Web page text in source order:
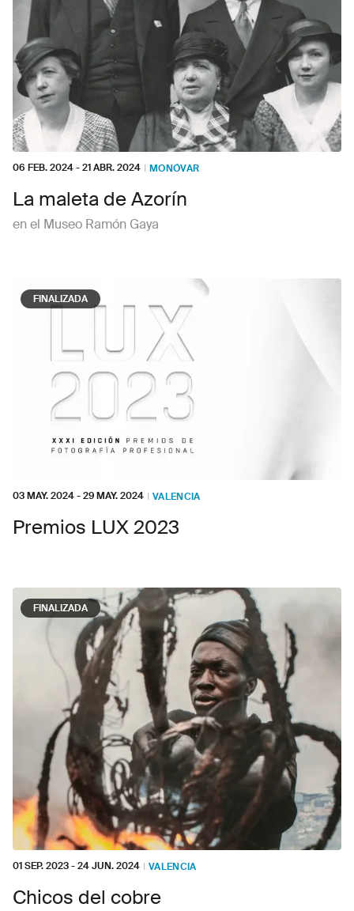
06 FEB. 2024-21 ABR. 2024 I MONÓVAR
La maleta de Azorín
en el Museo Ramón Gaya
FINALIZADA
03 MAY. 2024-29 MAY. 2024 I VALENCIA
Premios LUX 2023
FINALIZADA
01 SEP. 2023-24 JUN. 2024 I VALENCIA
Chicos del cobre